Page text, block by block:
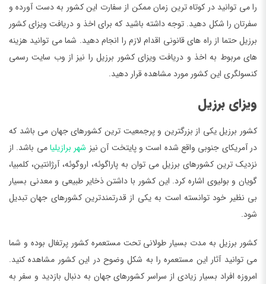
را می توانید در کوتاه ترین زمان ممکن از سفارت این کشور به دست آورده و
سفرتان را شکل دهید. توجه داشته باشید که برای اخذ و دریافت ویزای کشور
برزیل حتما از راه های قانونی اقدام لازم را انجام دهید. شما می توانید هزینه
های مربوط به اخذ و دریافت ویزای کشور برزیل را نیز از وب سایت رسمی
کنسولگری این کشور مورد مشاهده قرار دهید.
ویزای برزیل
کشور برزیل یکی از بزرگترین و پرجمعیت ترین کشورهای جهان می باشد که
در آمریکای جنوبی واقع شده است و پایتخت آن نیز شهر برازیلیامی باشد. از
نزدیک ترین کشورهای برزیل می توان به پاراگوئه، اروگوئه، آرژانتین، کلمبیا،
گویان و بولیوی اشاره کرد. این کشور با داشتن ذخایر طبیعی و معدنی بسیار
بی نظیر خود توانسته است به یکی از قدرتمندترین کشورهای جهان تبدیل
شود.
کشور برزیل به مدت بسیار طولانی تحت مستعمره کشور پرتغال بوده و شما
می توانید آثار این مستعمره را به شکل وضوح در این کشور مشاهده کنید.
امروزه افراد بسیار زیادی از سراسر کشورهای جهان به دنبال بازدید و سفر به